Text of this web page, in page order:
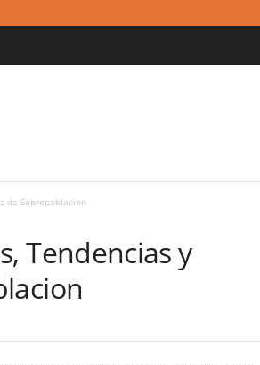
de Sobrepoblacion
Tendencias y